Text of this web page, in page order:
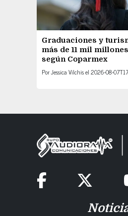
Graduaciones y
más de 11 mil
según Coparmex
PorJessica Vilchisel 2026-08-